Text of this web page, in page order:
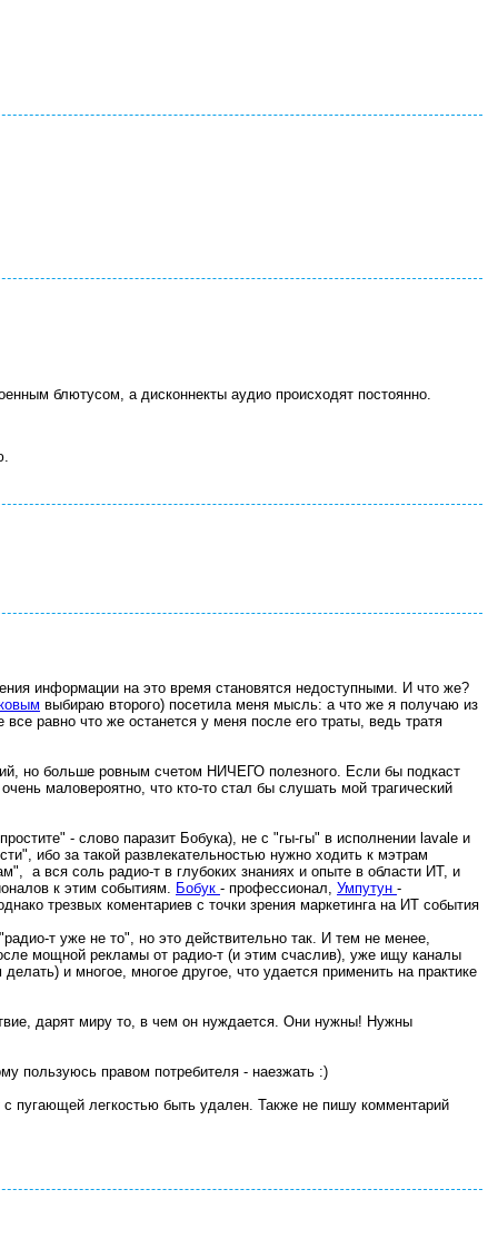
блютусом, а дисконнекты аудио происходят постоянно.
информации на это время становятся недоступными. И что же?
выбираю второго) посетила меня мысль: а что же я получаю из
равно что же останется у меня после его траты, ведь тратя
но больше ровным счетом НИЧЕГО полезного. Если бы подкаст
маловероятно, что кто-то стал бы слушать мой трагический
- слово паразит Бобука), не с "гы-гы" в исполнении lavale и
ибо за такой развлекательностью нужно ходить к мэтрам
а вся соль радио-т в глубоких знаниях и опыте в области ИТ, и
к этим событиям. Бобук - профессионал, Умпутун -
трезвых коментариев с точки зрения маркетинга на ИТ события
т уже не то", но это действительно так. И тем не менее,
мощной рекламы от радио-т (и этим счаслив), уже ищу каналы
и многое, многое другое, что удается применить на практике
дарят миру то, в чем он нуждается. Они нужны! Нужны
пользуюсь правом потребителя - наезжать :)
пугающей легкостью быть удален. Также не пишу комментарий